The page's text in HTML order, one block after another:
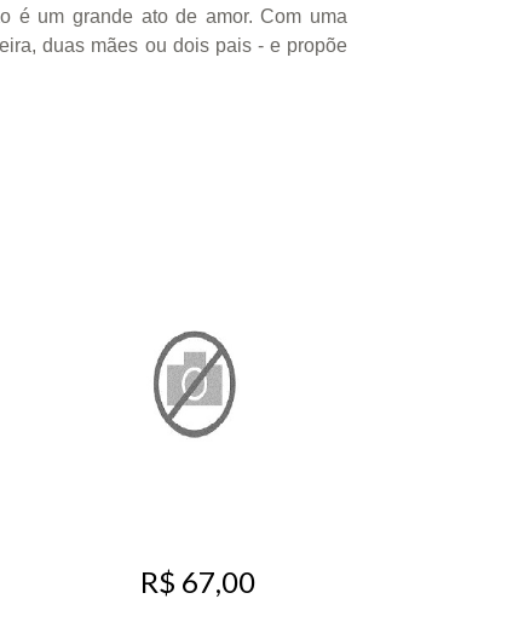
é um grande ato de amor. Com uma
duas mães ou dois pais - e propõe
R$ 67,00